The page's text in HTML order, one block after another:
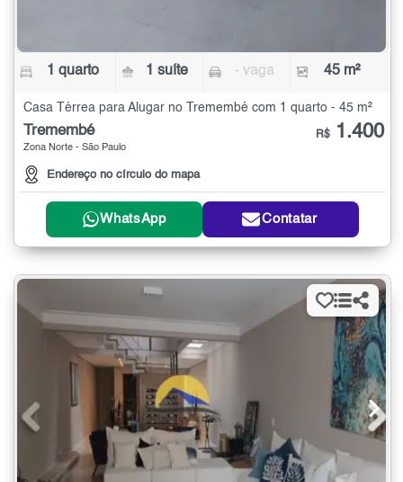
1 quarto 1 suíte - vaga 45 m²
Casa Térrea para Alugar no Tremembé com 1 quarto - 45 m²
Tremembé
Zona Norte - São Paulo
Endereço no círculo do mapa
R$ 1.400
WhatsApp Contatar